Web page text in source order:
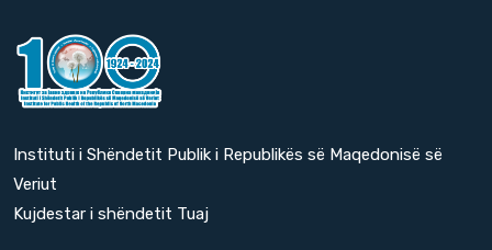
Instituti i Shëndetit Publik i Republikës së Maqedonisë së
Veriut
Kujdestar i shëndetit Tuaj